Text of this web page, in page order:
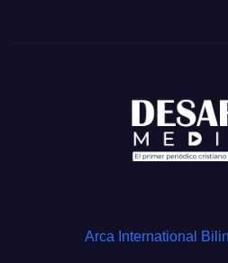
Arca International